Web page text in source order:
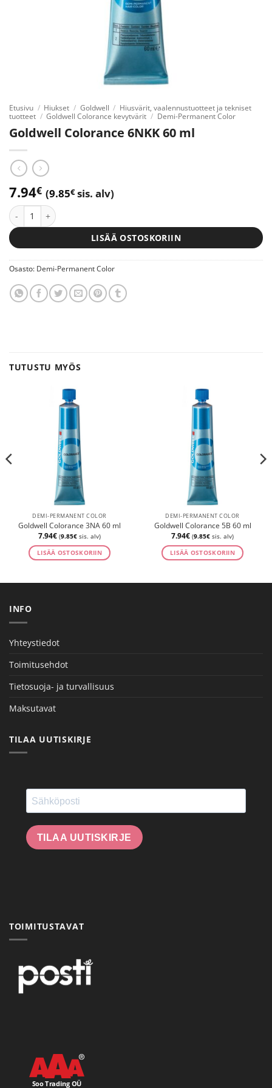
Etusivu / Hiukset / Goldwell / Hiusvärit, vaalennustuotteet ja tekniset
tuotteet / Goldwell Colorance kevytvärit / Demi-Permanent Color
Goldwell Colorance 6NKK 60 ml
7.94€ (9.85€sis. alv)
Goldwell Colorance 6NKK 60 ml määrä
LISÄÄ OSTOSKORIIN
Osasto: Demi-Permanent Color
TUTUSTU MYÖS
DEMI-PERMANENT COLOR
Goldwell Colorance 3NA 60 ml
7.94€ (9.85€ sis. alv)
LISÄÄ OSTOSKORIIN
DEMI-PERMANENT COLOR
Goldwell Colorance 5B 60 ml
7.94€ (9.85€ sis. alv)
LISÄÄ OSTOSKORIIN
INFO
Yhteystiedot
Toimitusehdot
Tietosuoja- ja turvallisuus
Maksutavat
TILAA UUTISKIRJE
TILAA UUTISKIRJE
TOIMITUSTAVAT